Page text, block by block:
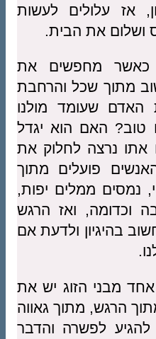
אז עלולים לעשות
ושלום את הבית.
כאשר מחפשים את
מתוך שכל והרחבת
האדם שעומד מולנו
האם הוא יגדל
אתו נרצה לחלוק את
פועלים מתוך
נמסים ממלים יפות,
וכדומה, ואז הרגש
בהיגיון ולדעת אם
מבני הזוג יש את
הרגש, מתוך גאווה
להגיע לפשרה והדבר